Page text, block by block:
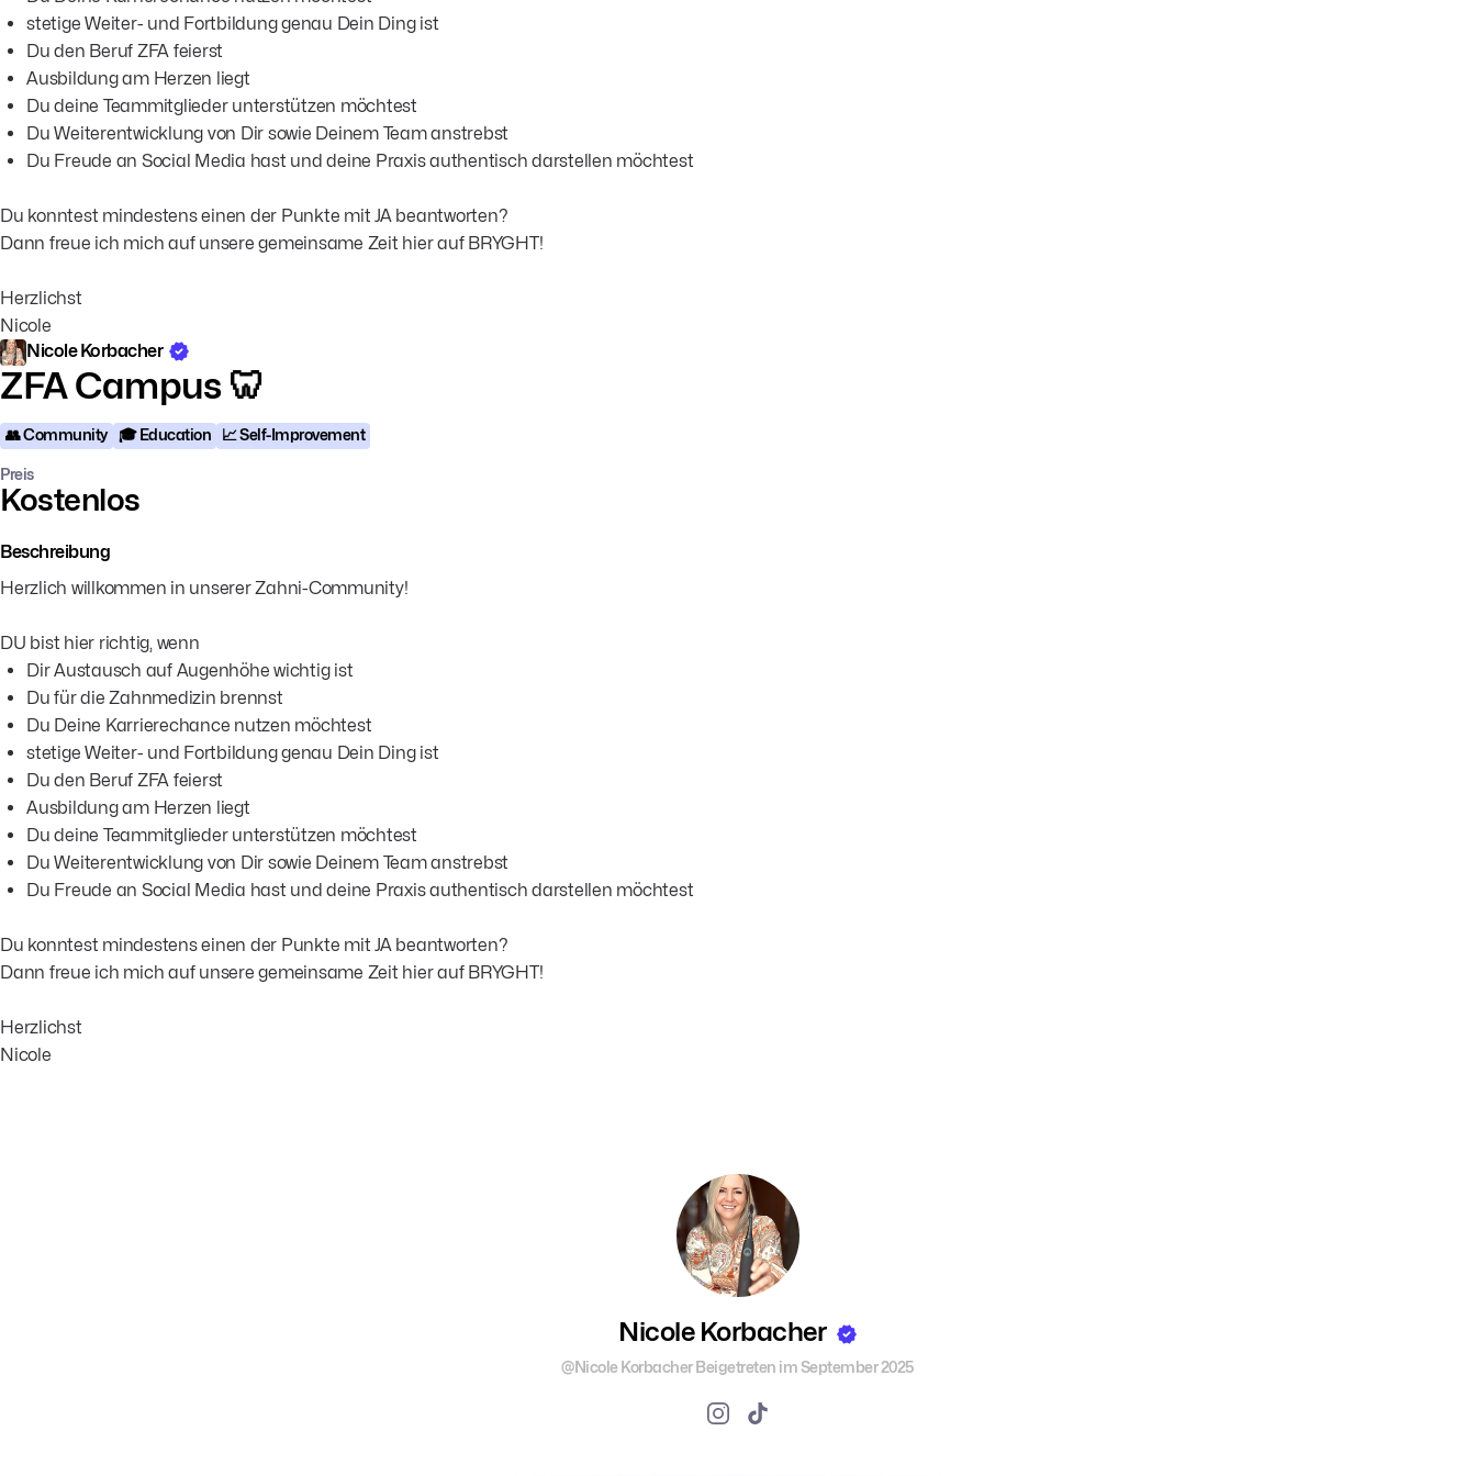
stetige Weiter- und Fortbildung genau Dein Ding ist
Du den Beruf ZFA feierst
Ausbildung am Herzen liegt
Du deine Teammitglieder unterstützen möchtest
Du Weiterentwicklung von Dir sowie Deinem Team anstrebst
Du Freude an Social Media hast und deine Praxis authentisch darstellen möchtest
Du konntest mindestens einen der Punkte mit JA beantworten?
Dann freue ich mich auf unsere gemeinsame Zeit hier auf BRYGHT!
Herzlichst
Nicole
Nicole Korbacher
ZFA Campus 🦷
👥 Community 🎓 Education 📈 Self-Improvement
Preis
Kostenlos
Beschreibung
Herzlich willkommen in unserer Zahni-Community!
DU bist hier richtig, wenn
Dir Austausch auf Augenhöhe wichtig ist
Du für die Zahnmedizin brennst
Du Deine Karrierechance nutzen möchtest
stetige Weiter- und Fortbildung genau Dein Ding ist
Du den Beruf ZFA feierst
Ausbildung am Herzen liegt
Du deine Teammitglieder unterstützen möchtest
Du Weiterentwicklung von Dir sowie Deinem Team anstrebst
Du Freude an Social Media hast und deine Praxis authentisch darstellen möchtest
Du konntest mindestens einen der Punkte mit JA beantworten?
Dann freue ich mich auf unsere gemeinsame Zeit hier auf BRYGHT!
Herzlichst
Nicole
Nicole Korbacher
@Nicole Korbacher Beigetreten im September 2025